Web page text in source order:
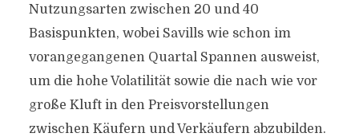
Nutzungsarten zwischen 20 und 40
Basispunkten, wobei Savills wie schon im
vorangegangenen Quartal Spannen ausweist,
um die hohe Volatilität sowie die nach wie vor
große Kluft in den Preisvorstellungen
zwischen Käufern und Verkäufern abzubilden.